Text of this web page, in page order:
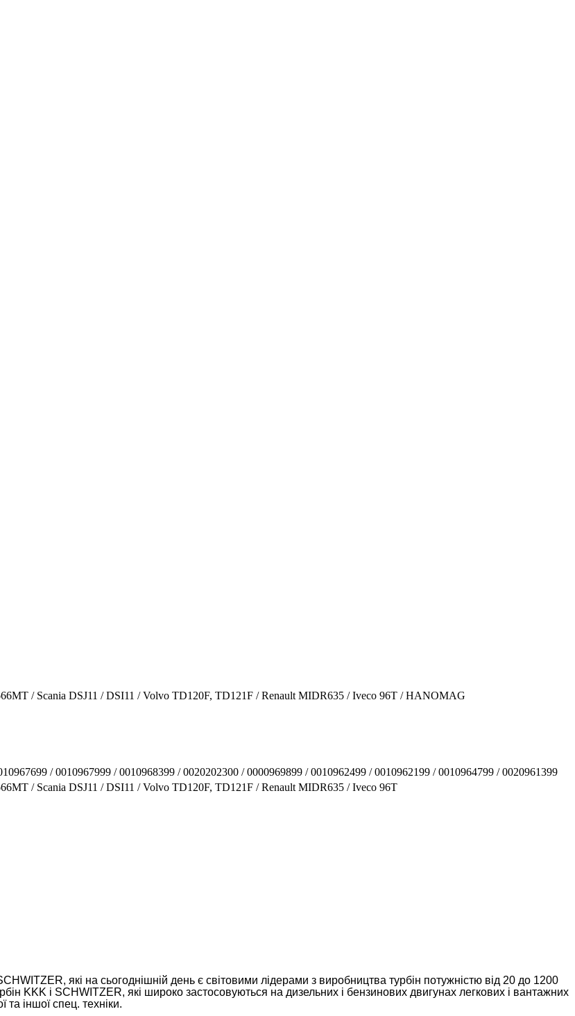
/ Scania DSJ11 / DSI11 / Volvo TD120F, TD121F / Renault MIDR635 / Iveco 96Т / HANOMAG
/ 0010967999 / 0010968399 / 0020202300 / 0000969899 / 0010962499 / 0010962199 / 0010964799 / 0020961399
/ Scania DSJ11 / DSI11 / Volvo TD120F, TD121F / Renault MIDR635 / Iveco 96Т
які на сьогоднішній день є світовими лідерами з виробництва турбін потужністю від 20 до 1200
KKK і SCHWITZER, які широко застосовуються на дизельних і бензинових двигунах легкових і вантажних
іншої спец. техніки.